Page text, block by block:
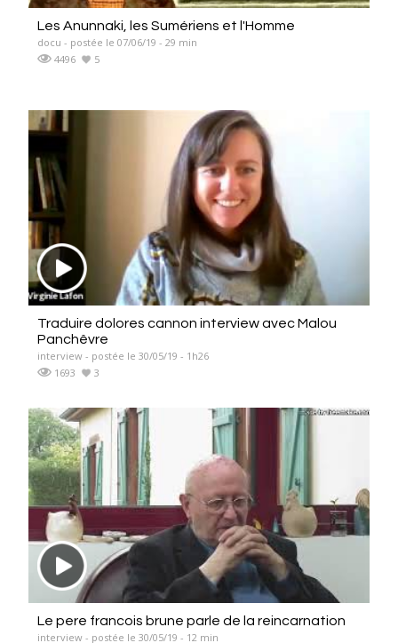
Les Anunnaki, les Sumériens et l'Homme
docu - postée le 07/06/19 - 29 min
4496
5
Traduire dolores cannon interview avec Malou
Panchêvre
interview - postée le 30/05/19 - 1h26
1693
3
Le pere francois brune parle de la reincarnation
interview - postée le 30/05/19 - 12 min